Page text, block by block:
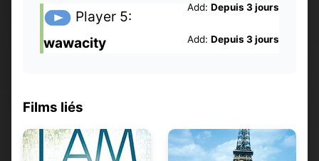
Add: Depuis 3 jours
Player 5:
wawacity
Add: Depuis 3 jours
Films liés